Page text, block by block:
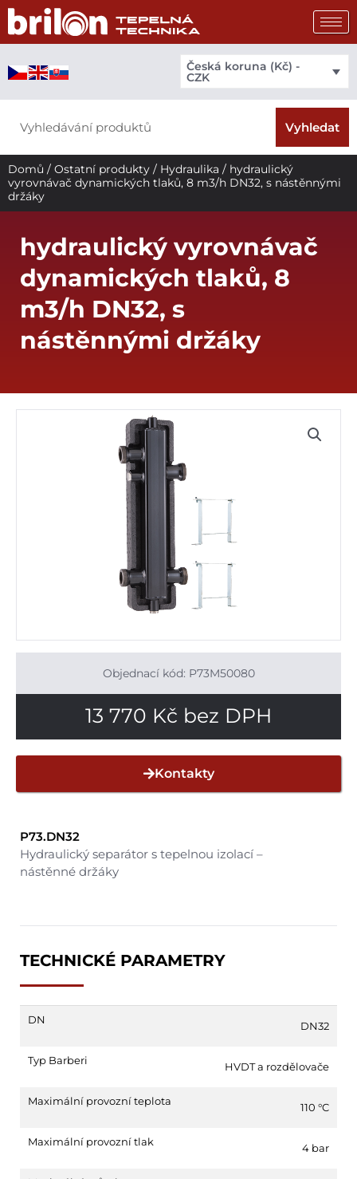
Přeskočit
obsah
Česká koruna (Kč) -
CZK
Vyhledat
Domů / Ostatní produkty / Hydraulika / hydraulický
vyrovnávač dynamických tlaků, 8 m3/h DN32, s nástěnnými
držáky
hydraulický vyrovnávač
dynamických tlaků, 8
m3/h DN32, s
nástěnnými držáky
P73.DN32
Hydraulický separátor s tepelnou izolací –
nástěnné držáky
TECHNICKÉ PARAMETRY
DN DN32
Typ Barberi HVDT a rozdělovače
Maximální provozní teplota 110 °C
Maximální provozní tlak 4 bar
Objednací kód: P73M50080
13 770 Kč bez DPH
Kontakty